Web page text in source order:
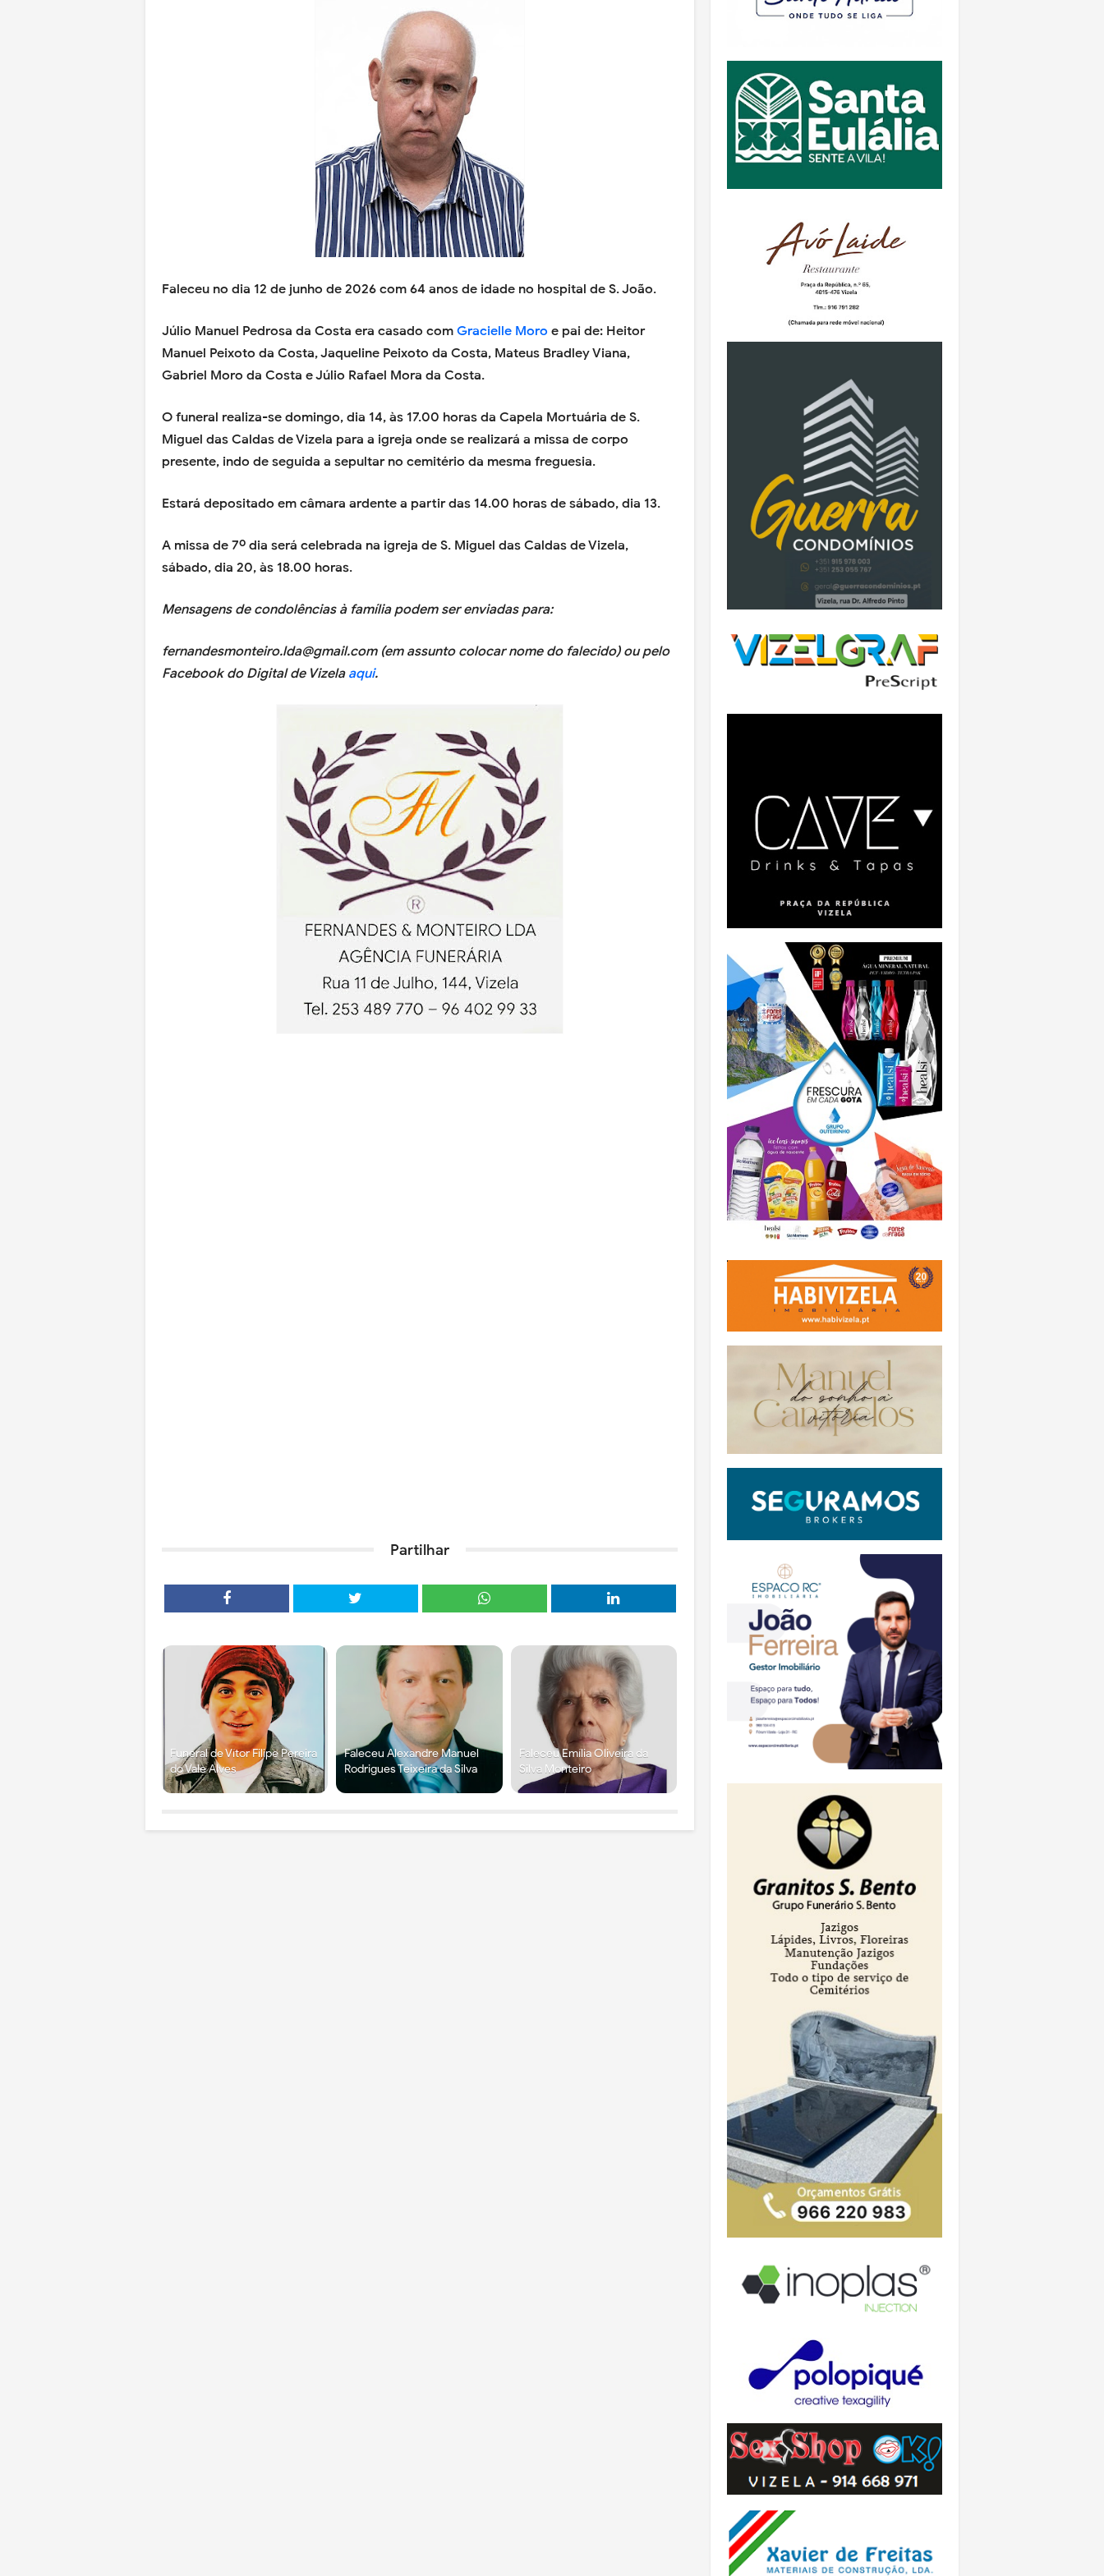
Faleceu no dia 12 de junho de 2026 com 64 anos de idade no hospital de S. João.
Júlio Manuel Pedrosa da Costa era casado com Gracielle Moro e pai de: Heitor
Manuel Peixoto da Costa, Jaqueline Peixoto da Costa, Mateus Bradley Viana,
Gabriel Moro da Costa e Júlio Rafael Mora da Costa.
O funeral realiza-se domingo, dia 14, às 17.00 horas da Capela Mortuária de S.
Miguel das Caldas de Vizela para a igreja onde se realizará a missa de corpo
presente, indo de seguida a sepultar no cemitério da mesma freguesia.
Estará depositado em câmara ardente a partir das 14.00 horas de sábado, dia 13.
A missa de 7º dia será celebrada na igreja de S. Miguel das Caldas de Vizela,
sábado, dia 20, às 18.00 horas.
Mensagens de condolências à família podem ser enviadas para:
fernandesmonteiro.lda@gmail.com (em assunto colocar nome do falecido) ou pelo
Facebook do Digital de Vizela aqui.
Partilhar
Funeral de Vítor Filipe Pereira
do Vale Alves
Faleceu Alexandre Manuel
Rodrigues Teixeira da Silva
Faleceu Emília Oliveira da
Silva Monteiro